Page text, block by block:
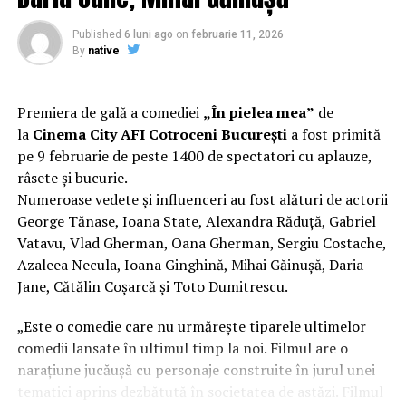
Facultății de Teatru UNATC „I.L.Caragiale” și al
masteratului în regie de film de la MetFilm School
Londra, a colaborat la realizarea primului său
parteAdrian Pădurețu (imagine), Bogdan Ivanovici
(sunet), Anca Miron (scenografie), Francisca Vass
(costume).
O comedie actuală și colorată, filmul„În pielea mea”
are premiera națională pe 10 februarie, distribuit de
T.R.I.B.E. Films.
Mai multe detalii, imagini de la filmări, fragmente din
film și declarații din partea actorilor sunt disponibile pe
paginile social media ale filmului deFacebook,
Instagram,TikTok .
„În Pielea Mea”
este un film produs de: CB MOTION
Published 6 luni ago on februarie 11, 2026
By native
Premiera de gală a comediei „În pielea mea” de
la Cinema City AFI Cotroceni Bucureștia fost primită
pe 9 februarie de peste 1400 de spectatori cu aplauze,
râsete și bucurie.
Numeroase vedete și influenceri au fost alături de actorii
George Tănase, Ioana State, Alexandra Răduță, Gabriel
Vatavu, Vlad Gherman, Oana Gherman, Sergiu Costache,
Azaleea Necula, Ioana Ginghină, Mihai Găinușă, Daria
Jane, Cătălin Coșarcă și Toto Dumitrescu.
„Este o comedie care nu urmărește tiparele ultimelor
comedii lansate în ultimul timp la noi. Filmul are o
narațiune jucăușă cu personaje construite în jurul unei
tematici aprins dezbătută în societatea de astăzi. Filmul